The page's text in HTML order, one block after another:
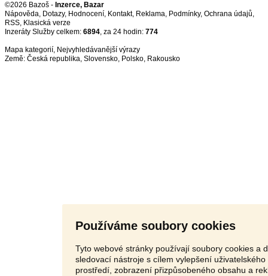
Používáme soubory cookies
Tyto webové stránky používají soubory cookies a
sledovací nástroje s cílem vylepšení uživatelského
prostředí, zobrazení přizpůsobeného obsahu a
©2026 Bazoš - Inzerce, Bazar
Nápověda, Dotazy, Hodnocení, Kontakt, Reklama, Podmínky, Ochrana údajů,
RSS,
Inzeráty Služby celkem: 6894, za 24 hodin: 774
Mapa kategorií, Nejvyhledávanější výrazy
Země: Česká republika, Slovensko, Polsko, Rakousko